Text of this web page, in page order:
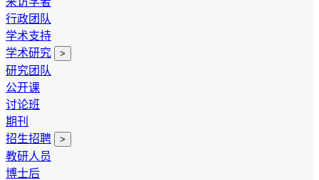
行政团队
学术支持
学术研究
>
研究团队
公开课
讨论班
期刊
招生招聘
>
教研人员
博士后